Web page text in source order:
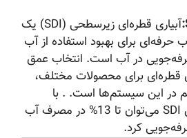
آبیاری قطره‌ای زیرسطحی (SDI) یک
حرفه‌ای برای بهبود استفاده از آب
در آب است. انتخاب عمق
قطره‌ای برای محصولات مختلف،
در این سیستم‌ها است. . با
استفاده از روش SDI می‌توان تا 13% در مصرف آب
کرد.